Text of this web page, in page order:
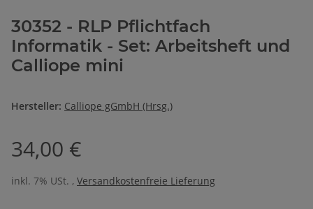
30352 - RLP Pflichtfach
Informatik - Set: Arbeitsheft und
Calliope mini
Hersteller: Calliope gGmbH (Hrsg.)
34,00 €
inkl. 7% USt. , Versandkostenfreie Lieferung